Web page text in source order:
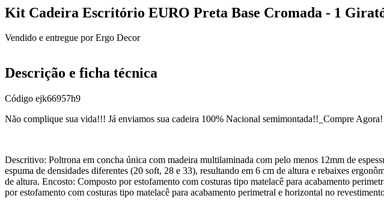
Kit Cadeira Escritório EURO Preta Base Cromada - 1
Vendido e entregue por Ergo Decor
Descrição e ficha técnica
Código ejk66957h9
Não complique sua vida!!! Já enviamos sua cadeira 100% Nacional semimontada!!_Compre Agora!
Descritivo: Poltrona em concha única com madeira multilaminada com pelo menos 12mm de
espuma de densidades diferentes (20 soft, 28 e 33), resultando em 6 cm de altura e rebaixes
de altura. Encosto: Composto por estofamento com costuras tipo matelacê para acabamento
por estofamento com costuras tipo matelacê para acabamento perimetral e horizontal no